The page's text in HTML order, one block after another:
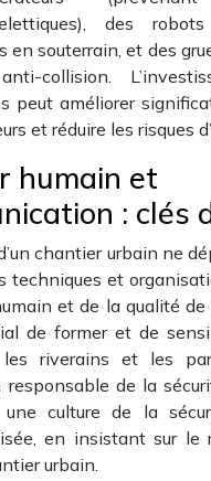
des
en souterrain, et des
collision.
peut améliorer
et réduire les risques
humain et
: clés
chantier urbain ne
techniques et
et de la qualité
de former et de
les riverains et les
responsable de la
une culture de la
en insistant sur le
urbain.